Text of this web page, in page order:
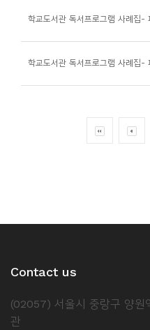
학교도서관 독서프로그램 사례집-
학교도서관 독서프로그램 사례집-
Contact us
(02057) 서울시 중랑구 양원
관
개
서